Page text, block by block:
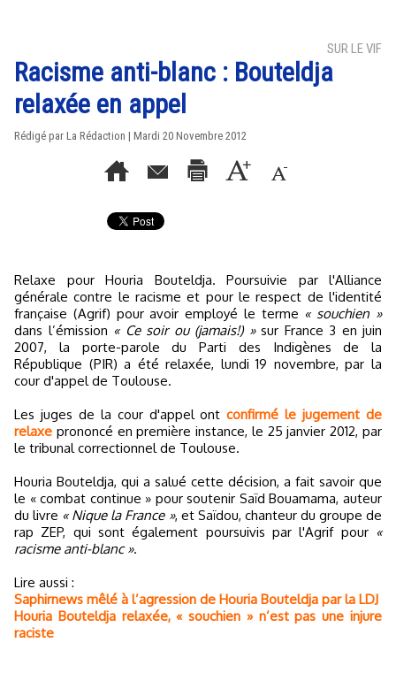
SUR LE VIF
Racisme anti-blanc : Bouteldja
relaxée en appel
Rédigé par La Rédaction | Mardi 20 Novembre 2012
Relaxe pour Houria Bouteldja. Poursuivie par l'Alliance
générale contre le racisme et pour le respect de l'identité
française (Agrif) pour avoir employé le terme « souchien »
dans l’émission « Ce soir ou (jamais!) »sur France 3 en juin
2007, la porte-parole du Parti des Indigènes de la
République (PIR) a été relaxée, lundi 19 novembre, par la
cour d'appel de Toulouse.
Les juges de la cour d'appel ontconfirmé le jugement de
relaxe prononcé en première instance, le 25 janvier 2012, par
le tribunal correctionnel de Toulouse.
Houria Bouteldja, qui a salué cette décision, a fait savoir que
le « combat continue » pour soutenir Saïd Bouamama, auteur
du livre « Nique la France », et Saïdou, chanteur du groupe de
rap ZEP, qui sont également poursuivis par l'Agrif pour «
racisme anti-blanc ».
Lire aussi :
Saphirnews mêlé à l’agression de Houria Bouteldja par la LDJ
Houria Bouteldja relaxée, « souchien » n’est pas une injure
raciste